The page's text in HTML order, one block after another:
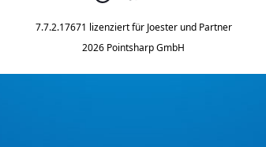
7.7.2.17671 lizenziert für Joester und Partner
2026 Pointsharp GmbH